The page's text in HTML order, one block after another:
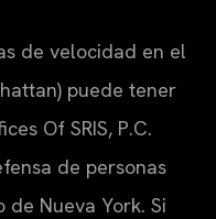
de velocidad en el
puede tener
Of SRIS, P.C.
de personas
Nueva York. Si